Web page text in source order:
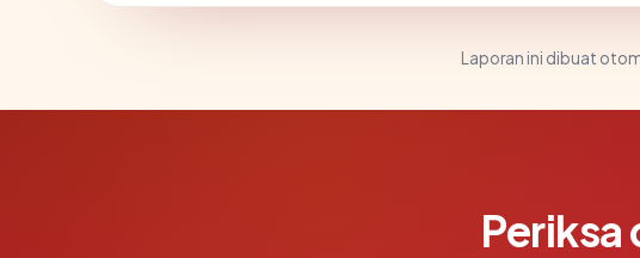
Laporan ini dibuat